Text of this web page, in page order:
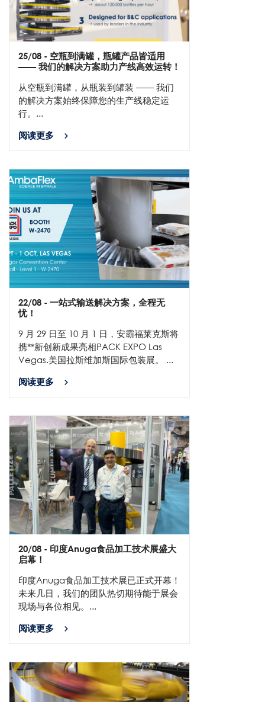
25/08 - 空瓶到满罐，瓶罐产品皆适用
—— 我们的解决方案助力产线高效运转！
从空瓶到满罐，从瓶装到罐装 —— 我们
的解决方案始终保障您的生产线稳定运
行。...
阅读更多
22/08 - 一站式输送解决方案，全程无
忧！
9 月 29 日至 10 月 1 日，安霸福莱克斯将
携**新创新成果亮相PACK EXPO Las
Vegas.美国拉斯维加斯国际包装展。 ...
阅读更多
20/08 - 印度Anuga食品加工技术展盛大
启幕！
印度Anuga食品加工技术展已正式开幕！
未来几日，我们的团队热切期待能于展会
现场与各位相见。...
阅读更多